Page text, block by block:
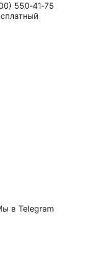
550‑41‑75
в Telegram